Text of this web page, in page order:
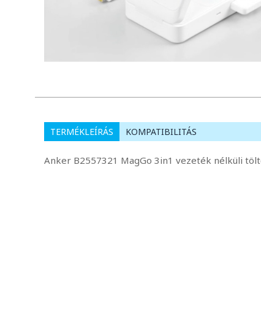
TERMÉKLEÍRÁS KOMPATIBILITÁS
Anker B2557321 MagGo 3in1 vezeték nélküli